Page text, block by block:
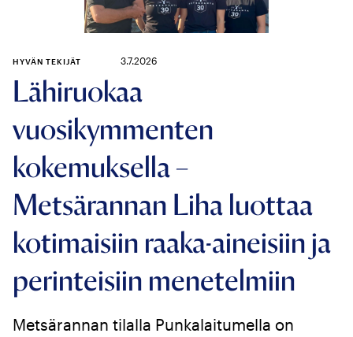
Lähiruokaa
vuosikymmenten
kokemuksella –
Metsärannan Liha luottaa
kotimaisiin raaka-aineisiin ja
perinteisiin menetelmiin
HYVÄN TEKIJÄT 3.7.2026
Metsärannan tilalla Punkalaitumella on